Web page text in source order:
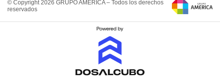
© Copyright 2026 GRUPO AMERICA – Todos los derechos
reservados